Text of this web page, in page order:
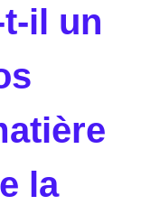
t-il un
la